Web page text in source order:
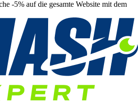
-5% auf die gesamte Website mit dem